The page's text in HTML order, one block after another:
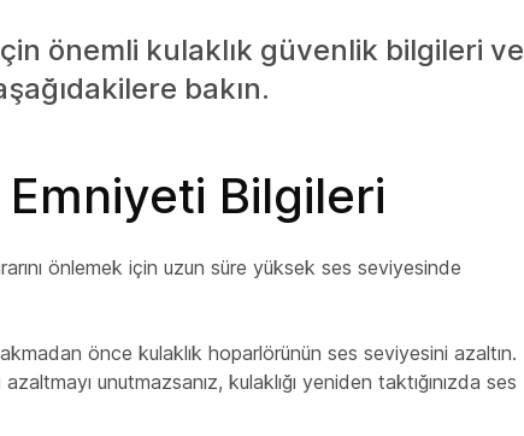
önemli kulaklık güvenlik bilgileri ve
bakın.
Emniyeti Bilgileri
önlemek için uzun süre yüksek ses seviyesinde
takmadan önce kulaklık hoparlörünün ses seviyesini azaltın.
unutmazsanız, kulaklığı yeniden taktığınızda ses